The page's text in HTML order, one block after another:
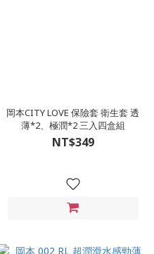
岡本CITY LOVE 保險套 衛生套 透
薄*2、極潤*2 三入四盒組
NT$349